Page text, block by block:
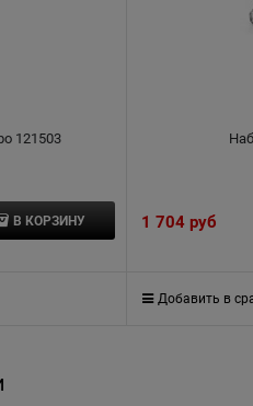
121503
В КОРЗИНУ 1 704 руб
Добавить в